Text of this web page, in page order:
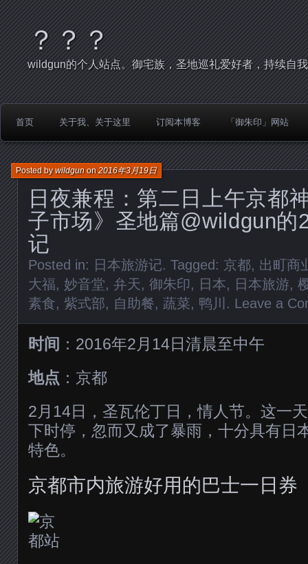
？？？
wildgun的个人站点。御宅族，圣地巡礼爱好者，持续自
首页 关于我、关于这里 订阅本博客 「御朱印」网站
日夜兼程：第二日上午京都
子市场》圣地篇@wildgun的
记
Posted bywildgunon2016年3月19日
Posted in: 日本旅游记. Tagged: 京都, 出町商
大福, 妙音堂, 弁天, 御朱印, 日本, 日本旅游,
素食, 紫式部, 自助餐, 蔬菜, 鸭川 . Leave a
时间 ：2016年2月14日清晨至中午
地点 ：京都
2月14日，圣瓦伦丁日，情人节。这一
下时停，忽而又成了暴雨，十分具有日
特色。
京都市内旅游好用的巴士一日券